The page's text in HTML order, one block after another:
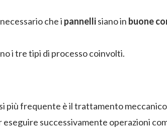
che i pannellisiano in buone
i tre tipi di processo coinvolti.
più frequente è il trattamento
successivamente operazioni